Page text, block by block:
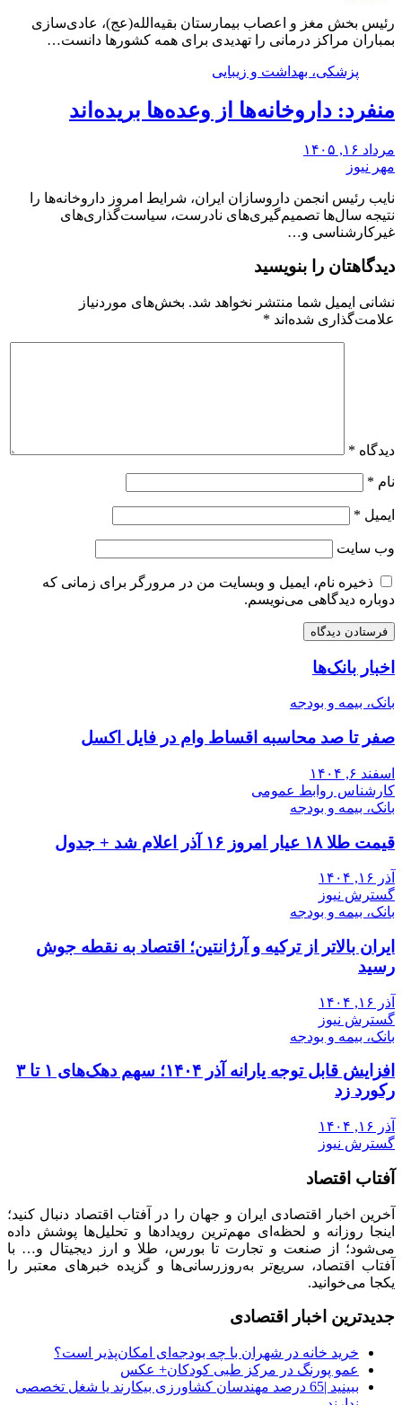
رئیس بخش مغز و اعصاب بیمارستان بقیه‌الله(عج)، عادی‌سازی
بمباران مراکز درمانی را تهدیدی برای همه کشورها دانست…
پزشکی، بهداشت و زیبایی
منفرد: داروخانه‌ها از وعده‌ها بریده‌اند
مرداد ۱۶, ۱۴۰۵
مهر نیوز
نایب رئیس انجمن داروسازان ایران، شرایط امروز داروخانه‌ها را
نتیجه سال‌ها تصمیم‌گیری‌های نادرست، سیاست‌گذاری‌های
غیرکارشناسی و…
دیدگاهتان را بنویسید
نشانی ایمیل شما منتشر نخواهد شد. بخش‌های موردنیاز
علامت‌گذاری شده‌اند *
دیدگاه *
نام *
ایمیل *
وب‌ سایت
ذخیره نام، ایمیل و وبسایت من در مرورگر برای زمانی که
دوباره دیدگاهی می‌نویسم.
اخبار بانک‌ها
بانک، بیمه و بودجه
صفر تا صد محاسبه اقساط وام در فایل اکسل
اسفند ۶, ۱۴۰۴
کارشناس روابط عمومی
بانک، بیمه و بودجه
قیمت طلا ۱۸ عیار امروز ۱۶ آذر اعلام شد + جدول
آذر ۱۶, ۱۴۰۴
گسترش نیوز
بانک، بیمه و بودجه
ایران بالاتر از ترکیه و آرژانتین؛ اقتصاد به نقطه جوش
رسید
آذر ۱۶, ۱۴۰۴
گسترش نیوز
بانک، بیمه و بودجه
افزایش قابل توجه یارانه آذر ۱۴۰۴؛ سهم دهک‌های ۱ تا ۳
رکورد زد
آذر ۱۶, ۱۴۰۴
گسترش نیوز
آفتاب اقتصاد
آخرین اخبار اقتصادی ایران و جهان را در آفتاب اقتصاد دنبال کنید؛
اینجا روزانه و لحظه‌ای مهم‌ترین رویدادها و تحلیل‌ها پوشش داده
می‌شود؛ از صنعت و تجارت تا بورس، طلا و ارز دیجیتال و… با
آفتاب اقتصاد، سریع‌تر به‌روزرسانی‌ها و گزیده خبرهای معتبر را
یکجا می‌خوانید.
جدیدترین اخبار اقتصادی
خرید خانه در شهران با چه بودجه‌ای امکان‌پذیر است؟
عمو پورنگ در مرکز طبی کودکان+ عکس
ببینید |65 درصد مهندسان کشاورزی بیکارند یا شغل تخصصی